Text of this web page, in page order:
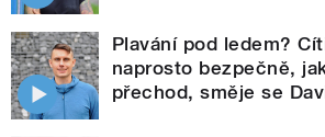
Plavání pod ledem?
naprosto bezpečně,
přechod, směje se